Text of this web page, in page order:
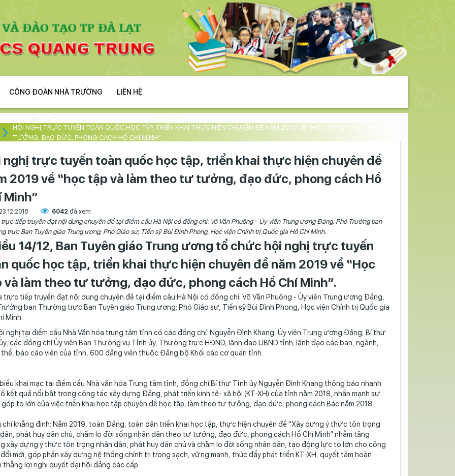
CÔNG ĐOÀN NHÀ TRƯỜNG LIÊN HỆ
HỘI NGHỊ TRỰC TUYẾN TOÀN QUỐC HỌC TẬP, TRIỂN KHAI THỰC HIỆN CHUYÊN ĐỀ NĂM 2019 VỀ “HỌC TẬP VÀ LÀM THEO TƯ
TƯỞNG, ĐẠO ĐỨC, PHONG CÁCH HỒ CHÍ MINH”
nghị trực tuyến toàn quốc học tập, triển khai thực hiện chuyên đề
2019 về “học tập và làm theo tư tưởng, đạo đức, phong cách Hồ
Minh”
23.12.2018 6042 đã xem
tiếp truyền đạt nội dung chuyên đề tại điểm cầu Hà Nội có đồng chí: Võ Văn Phuông - Ủy viên Trung ương Đảng, Phó Trưởng ban
trực Ban Tuyên giáo Trung ương; Phó Giáo sư, Tiến sỹ Bùi Đình Phong, Học viện Chính trị Quốc gia Hồ Chí Minh.
14/12, Ban Tuyên giáo Trung ương tổ chức hội nghị trực tuyến
quốc học tập, triển khai thực hiện chuyên đề năm 2019 về “Học
và làm theo tư tưởng, đạo đức, phong cách Hồ Chí Minh”.
trực tiếp truyền đạt nội dung chuyên đề tại điểm cầu Hà Nội có đồng chí: Võ Văn Phuông - Ủy viên Trung ương Đảng,
ban Thường trực Ban Tuyên giáo Trung ương; Phó Giáo sư, Tiến sỹ Bùi Đình Phong, Học viện Chính trị Quốc gia
Minh.
nghị tại điểm cầu Nhà Văn hóa trung tâm tỉnh có các đồng chí: Nguyễn Đình Khang, Ủy viên Trung ương Đảng, Bí thư
các đồng chí Ủy viên Ban Thường vụ Tỉnh ủy; Thường trực HĐND, lãnh đạo UBND tỉnh; lãnh đạo các ban, ngành,
báo cáo viên của tỉnh, 600 đảng viên thuộc Đảng bộ Khối các cơ quan tỉnh.
khai mạc tại điểm cầu Nhà văn hóa Trung tâm tỉnh, đồng chí Bí thư Tỉnh ủy Nguyễn Đình Khang thông báo nhanh
kết quả nổi bật trong công tác xây dựng Đảng, phát triển kinh tế- xã hội (KT-XH) của tỉnh năm 2018, nhấn mạnh sự
to lớn của việc triển khai học tập chuyên đề học tập, làm theo tư tưởng, đạo đức, phong cách Bác năm 2018.
khẳng định: Năm 2019, toàn Đảng, toàn dân triển khai học tập, thực hiện chuyên đề “Xây dựng ý thức tôn trọng
phát huy dân chủ, chăm lo đời sống nhân dân theo tư tưởng, đạo đức, phong cách Hồ Chí Minh” nhằm tăng
xây dựng ý thức tôn trọng nhân dân, phát huy dân chủ và chăm lo đời sống nhân dân, tạo động lực to lớn cho công
mới, góp phần xây dựng hệ thống chính trị trong sạch, vững mạnh, thúc đẩy phát triển KT-XH, quyết tâm hoàn
thắng lợi nghị quyết đại hội đảng các cấp.